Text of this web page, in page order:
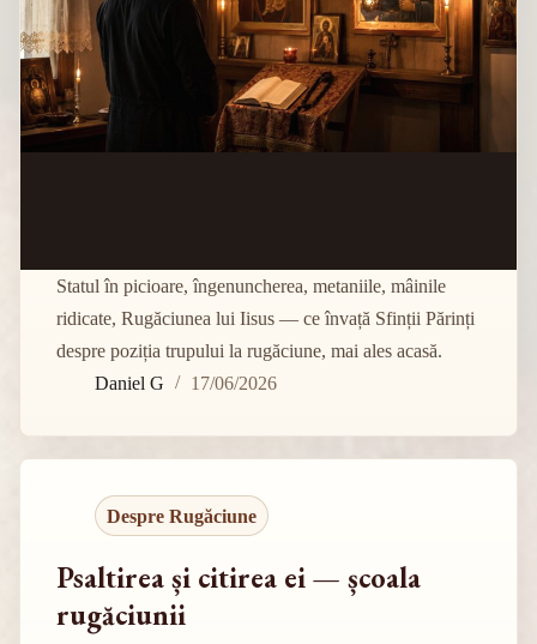
Statul în picioare, îngenuncherea, metaniile, mâinile
ridicate, Rugăciunea lui Iisus — ce învață Sfinții Părinți
despre poziția trupului la rugăciune, mai ales acasă.
Daniel G
17/06/2026
Despre Rugăciune
Psaltirea și citirea ei — școala
rugăciunii